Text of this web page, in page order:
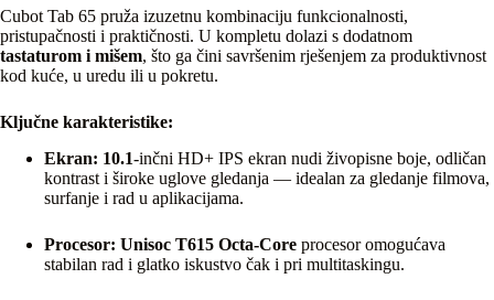
Cubot Tab 65 pruža izuzetnu kombinaciju funkcionalnosti,
pristupačnosti i praktičnosti. U kompletu dolazi s dodatnom
tastaturom i mišem, što ga čini savršenim rješenjem za produktivnost
kod kuće, u uredu ili u pokretu.
Ključne karakteristike:
Ekran: 10.1-inčni HD+ IPS ekran nudi živopisne boje, odličan
kontrast i široke uglove gledanja — idealan za gledanje filmova,
surfanje i rad u aplikacijama.
Procesor: Unisoc T615 Octa-Core procesor omogućava
stabilan rad i glatko iskustvo čak i pri multitaskingu.